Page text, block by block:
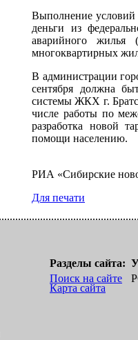
Выполнение условий
деньги из
аварийного жилья
многоквартирных
В администрации
сентября должна
системы ЖКХ г.
числе работы по
разработка новой
помощи населению.
РИА «Сибирские
Для печати
Разделы сайта:
Поиск на сайте
Карта сайта